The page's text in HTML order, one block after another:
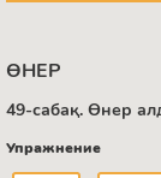
ӨНЕР
49-сабақ. Өнер
Упражнение